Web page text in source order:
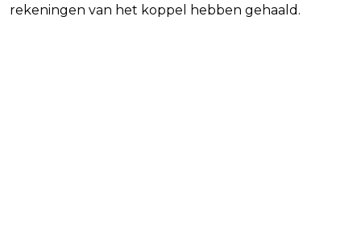
rekeningen van het koppel hebben gehaald.